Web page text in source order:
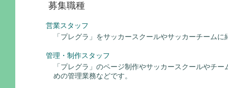
募集職種
営業スタッフ
「プレグラ」をサッカースクールやサッカーチーム
管理・制作スタッフ
「プレグラ」のページ制作やサッカースクールやチ
めの管理業務などです。